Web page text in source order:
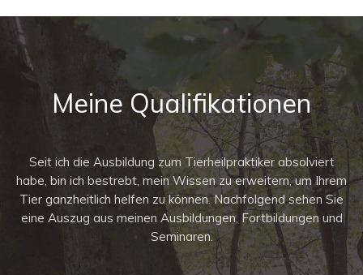
Meine Qualifikationen
Seit ich die Ausbildung zum Tierheilpraktiker absolviert
habe, bin ich bestrebt, mein Wissen zu erweitern, um Ihrem
Tier ganzheitlich helfen zu können. Nachfolgend sehen Sie
eine Auszug aus meinen Ausbildungen, Fortbildungen und
Seminaren.